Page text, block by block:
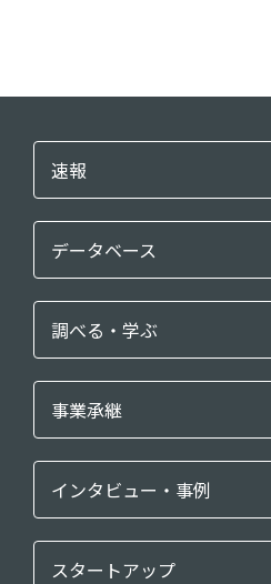
速報
データベース
調べる・学ぶ
事業承継
インタビュー・事例
スタートアップ